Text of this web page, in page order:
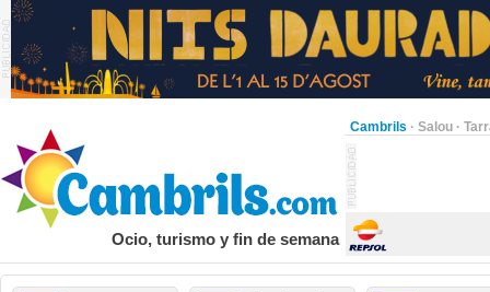
Cambrils · Salou ·
Ocio, turismo y fin de semana